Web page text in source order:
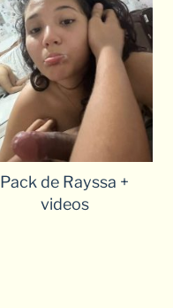
Pack de Rayssa +
videos